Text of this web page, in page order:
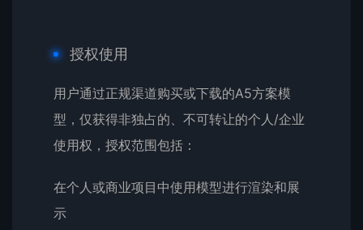
授权使用
用户通过正规渠道购买或下载的A5方案模
型，仅获得非独占的、不可转让的个人/企业
使用权，授权范围包括：
在个人或商业项目中使用模型进行渲染和展
示